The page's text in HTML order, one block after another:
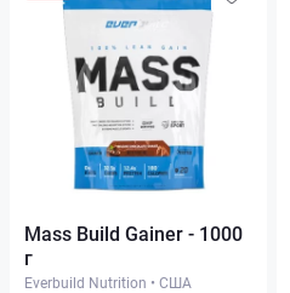
Mass Build Gainer - 1000
г
Everbuild Nutrition • США